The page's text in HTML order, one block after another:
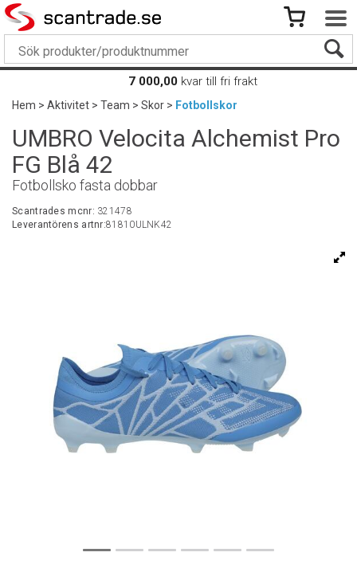
7 000,00 kvar till fri frakt
Hem>Aktivitet>Team>Skor> Fotbollskor
UMBRO Velocita Alchemist Pro
FG Blå 42
Fotbollsko fasta dobbar
Scantrades mcnr: 321478
Leverantörens artnr:81810ULNK42